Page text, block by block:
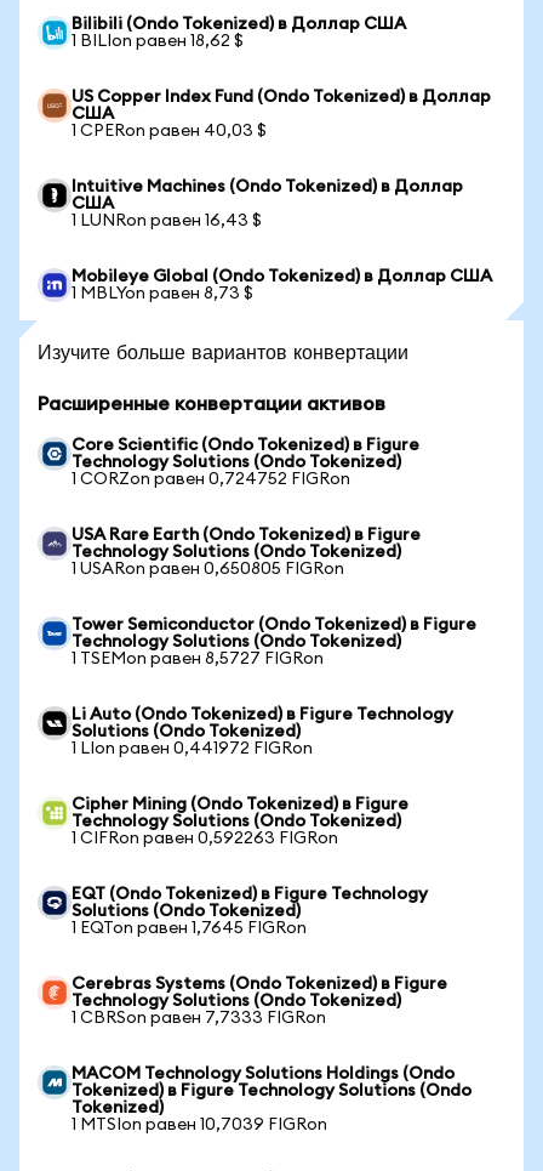
Bilibili (Ondo Tokenized) в Доллар США
1 BILIon равен 18,62 $
US Copper Index Fund (Ondo Tokenized) в Доллар
США
1 CPERon равен 40,03 $
Intuitive Machines (Ondo Tokenized) в Доллар
США
1 LUNRon равен 16,43 $
Mobileye Global (Ondo Tokenized) в Доллар США
1 MBLYon равен 8,73 $
Изучите больше вариантов конвертации
Расширенные конвертации активов
Core Scientific (Ondo Tokenized) в Figure
Technology Solutions (Ondo Tokenized)
1 CORZon равен 0,724752 FIGRon
USA Rare Earth (Ondo Tokenized) в Figure
Technology Solutions (Ondo Tokenized)
1 USARon равен 0,650805 FIGRon
Tower Semiconductor (Ondo Tokenized) в Figure
Technology Solutions (Ondo Tokenized)
1 TSEMon равен 8,5727 FIGRon
Li Auto (Ondo Tokenized) в Figure Technology
Solutions (Ondo Tokenized)
1 LIon равен 0,441972 FIGRon
Cipher Mining (Ondo Tokenized) в Figure
Technology Solutions (Ondo Tokenized)
1 CIFRon равен 0,592263 FIGRon
EQT (Ondo Tokenized) в Figure Technology
Solutions (Ondo Tokenized)
1 EQTon равен 1,7645 FIGRon
Cerebras Systems (Ondo Tokenized) в Figure
Technology Solutions (Ondo Tokenized)
1 CBRSon равен 7,7333 FIGRon
MACOM Technology Solutions Holdings (Ondo
Tokenized) в Figure Technology Solutions (Ondo
Tokenized)
1 MTSIon равен 10,7039 FIGRon